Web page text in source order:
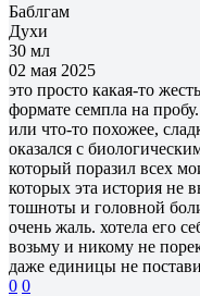
Баблгам
Духи
30 мл
02 мая 2025
это просто какая-то
формате семпла на
или что-то похожее,
оказался с
который поразил всех
которых эта история не
тошноты и головной
очень жаль. хотела его
возьму и никому не
даже единицы не
0 0